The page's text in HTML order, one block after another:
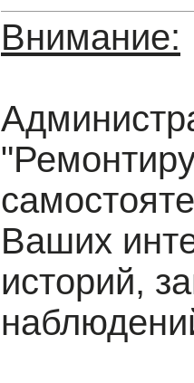
Внимание:
Ваших
историй,